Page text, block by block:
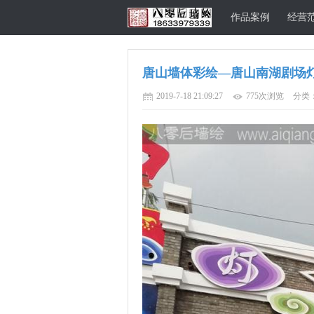
唐山八零后墙
绘公司官方网
作品案例 经营
唐山墙体彩绘—唐山南湖剧场
2019-7-18 21:09:27 775次浏览 分类